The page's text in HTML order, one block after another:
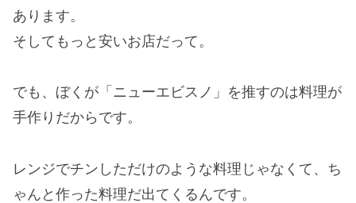
あります。
そしてもっと安いお店だって。
でも、ぼくが「ニューエビスノ」を推すのは料理が
手作りだからです。
レンジでチンしただけのような料理じゃなくて、ち
ゃんと作った料理だ出てくるんです。